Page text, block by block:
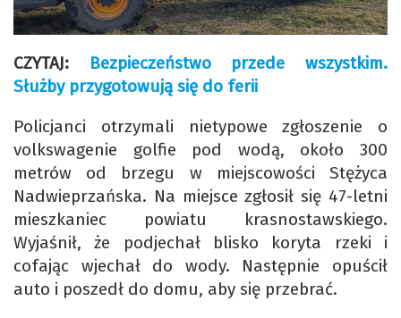
CZYTAJ:
Bezpieczeństwo przede wszystkim.
Służby przygotowują się do ferii
Policjanci otrzymali nietypowe zgłoszenie o
volkswagenie golfie pod wodą, około 300
metrów od brzegu w miejscowości Stężyca
Nadwieprzańska. Na miejsce zgłosił się 47-letni
mieszkaniec powiatu krasnostawskiego.
Wyjaśnił, że podjechał blisko koryta rzeki i
cofając wjechał do wody. Następnie opuścił
auto i poszedł do domu, aby się przebrać.